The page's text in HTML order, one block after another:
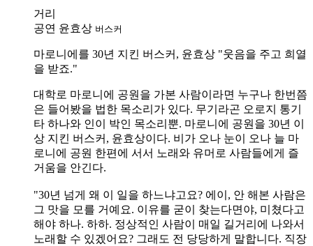
거리
공연 윤효상 버스커
마로니에를 30년 지킨 버스커, 윤효상 "웃음을 주고 희열
을 받죠."
대학로 마로니에 공원을 가본 사람이라면 누구나 한번쯤
은 들어봤을 법한 목소리가 있다. 무기라곤 오로지 통기
타 하나와 인이 박인 목소리뿐. 마로니에 공원을 30년 이
상 지킨 버스커, 윤효상이다. 비가 오나 눈이 오나 늘 마
로니에 공원 한편에 서서 노래와 유머로 사람들에게 즐
거움을 안긴다.
"30년 넘게 왜 이 일을 하느냐고요? 에이, 안 해본 사람은
그 맛을 모를 거예요. 이유를 굳이 찾는다면야, 미쳤다고
해야 하나. 하하. 정상적인 사람이 매일 길거리에 나와서
노래할 수 있겠어요? 그래도 전 당당하게 말합니다. 직장